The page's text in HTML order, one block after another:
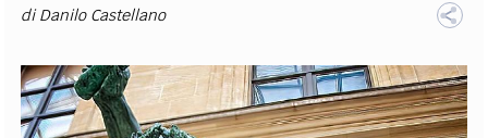
diDanilo Castellano